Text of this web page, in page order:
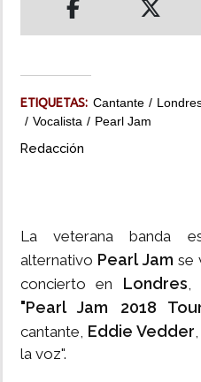
IMPRESO
ETIQUETAS: Cantante
Vocalista
Pearl Jam
Redacción
La veterana banda
alternativo Pearl Jam se
concierto en Londres,
"Pearl Jam 2018
cantante, Eddie Vedder
la voz".